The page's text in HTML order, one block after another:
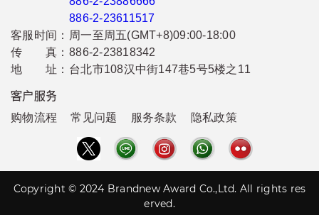
886-2-23611517
客服时间： 周一至周五(GMT+8)09:00-18:00
传 真： 886-2-23818342
地 址： 台北市108汉中街147巷5号5楼之11
客户服务
购物流程 常见问题 服务条款 隐私政策
Copyright © 2024 Brandnew Award Co.,Ltd. All rights res
erved.